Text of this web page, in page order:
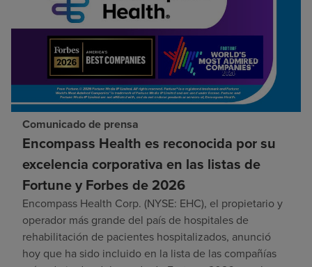
Comunicado de prensa
Encompass Health es reconocida por su
excelencia corporativa en las listas de
Fortune y Forbes de 2026
Encompass Health Corp. (NYSE: EHC), el propietario y
operador más grande del país de hospitales de
rehabilitación de pacientes hospitalizados, anunció
hoy que ha sido incluido en la lista de las compañías